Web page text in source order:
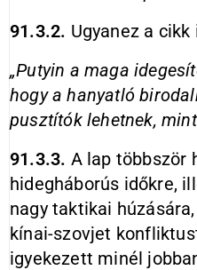
91.3.2. Ugyanez a
„Putyin a maga
hogy a hanyatló
pusztítók lehetnek,
91.3.3. A lap többször
hidegháborús időkre,
nagy taktikai
kínai-szovjet
igyekezett minél